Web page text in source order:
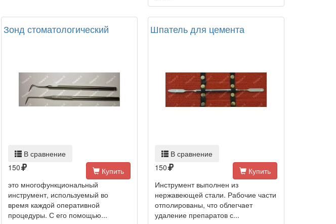
Зонд стоматологический
В сравнение
150
Купить
это многофункциональный
инструмент, используемый во
время каждой оперативной
процедуры. С его помощью...
Шпатель для цемента
В сравнение
150
Купить
Инструмент выполнен из
нержавеющей стали. Рабочие части
отполированы, что облегчает
удаление препаратов с...